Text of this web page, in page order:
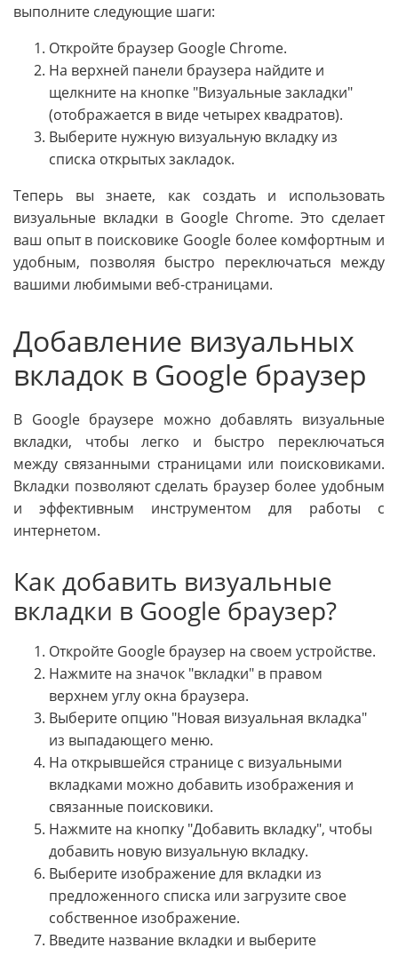
выполните следующие шаги:
Откройте браузер Google Chrome.
На верхней панели браузера найдите и
щелкните на кнопке "Визуальные закладки"
(отображается в виде четырех квадратов).
Выберите нужную визуальную вкладку из
списка открытых закладок.
Теперь вы знаете, как создать и использовать
визуальные вкладки в Google Chrome. Это сделает
ваш опыт в поисковике Google более комфортным и
удобным, позволяя быстро переключаться между
вашими любимыми веб-страницами.
Добавление визуальных
вкладок в Google браузер
В Google браузере можно добавлять визуальные
вкладки, чтобы легко и быстро переключаться
между связанными страницами или поисковиками.
Вкладки позволяют сделать браузер более удобным
и эффективным инструментом для работы с
интернетом.
Как добавить визуальные
вкладки в Google браузер?
Откройте Google браузер на своем устройстве.
Нажмите на значок "вкладки" в правом
верхнем углу окна браузера.
Выберите опцию "Новая визуальная вкладка"
из выпадающего меню.
На открывшейся странице с визуальными
вкладками можно добавить изображения и
связанные поисковики.
Нажмите на кнопку "Добавить вкладку", чтобы
добавить новую визуальную вкладку.
Выберите изображение для вкладки из
предложенного списка или загрузите свое
собственное изображение.
Введите название вкладки и выберите